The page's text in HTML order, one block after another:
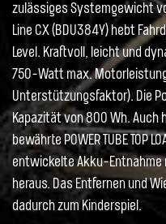
zulässiges Systemgewicht
Line CX (BDU384Y) hebt
Level. Kraftvoll, leicht und
750-Watt max.
Unterstützungsfaktor). Die
Kapazität von 800 Wh. Auch
bewährte POWER TUBE TOP
entwickelte Akku-Entnahme
heraus. Das Entfernen und
dadurch zum Kinderspiel.